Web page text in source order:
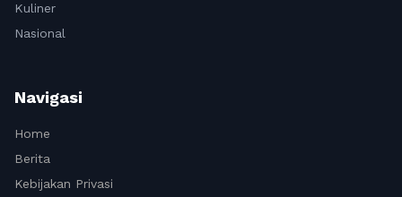
Kuliner
Nasional
Navigasi
Home
Berita
Kebijakan Privasi